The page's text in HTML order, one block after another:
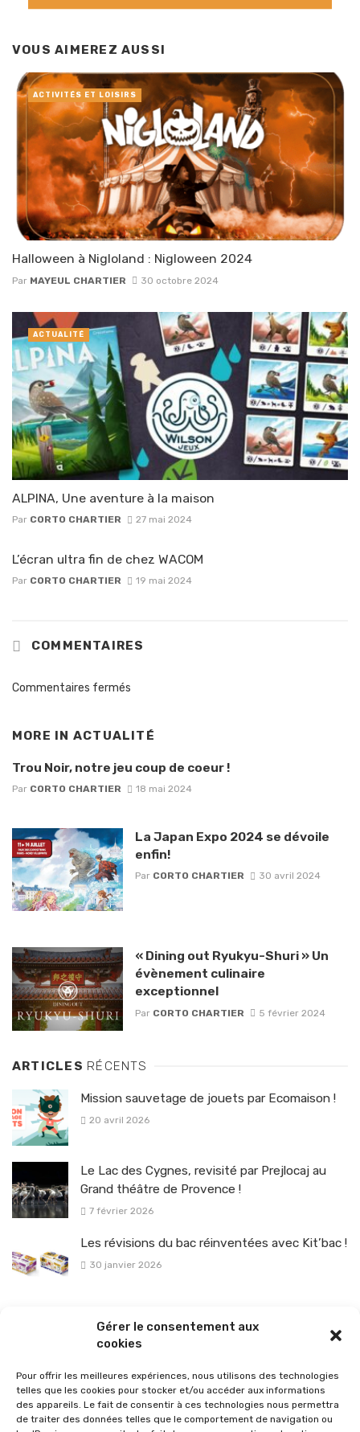
Gérer le consentement aux
cookies
Pour offrir les meilleures expériences, nous utilisons des technologies
telles que les cookies pour stocker et/ou accéder aux informations
des appareils. Le fait de consentir à ces technologies nous permettra
de traiter des données telles que le comportement de navigation ou
VOUS AIMEREZ AUSSI
Halloween à Nigloland : Nigloween 2024
Par MAYEUL CHARTIER 30 octobre 2024
ACTIVITÉS ET LOISIRS
ALPINA, Une aventure à la maison
Par CORTO CHARTIER 27 mai 2024
ACTUALITÉ
L’écran ultra fin de chez WACOM
Par CORTO CHARTIER 19 mai 2024
COMMENTAIRES
Commentaires fermés
MORE IN ACTUALITÉ
Trou Noir, notre jeu coup de coeur !
Par CORTO CHARTIER 18 mai 2024
La Japan Expo 2024 se dévoile
enfin!
Par CORTO CHARTIER 30 avril 2024
« Dining out Ryukyu-Shuri » Un
évènement culinaire
exceptionnel
Par CORTO CHARTIER 5 février 2024
ARTICLES RÉCENTS
Mission sauvetage de jouets par Ecomaison !
20 avril 2026
Le Lac des Cygnes, revisité par Prejlocaj au
Grand théâtre de Provence !
7 février 2026
Les révisions du bac réinventées avec Kit’bac !
30 janvier 2026